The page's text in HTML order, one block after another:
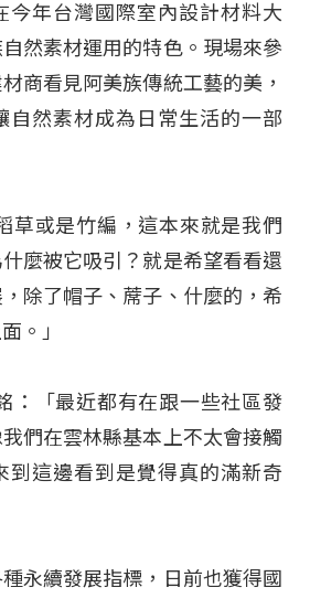
今年台灣國際室內設計材料大
然素材運用的特色。現場來參
商看見阿美族傳統工藝的美，
自然素材成為日常生活的一部
草或是竹編，這本來就是我們
麼被它吸引？就是希望看看還
除了帽子、蓆子、什麼的，希
。」
：「最近都有在跟一些社區發
們在雲林縣基本上不太會接觸
到這邊看到是覺得真的滿新奇
永續發展指標，日前也獲得國